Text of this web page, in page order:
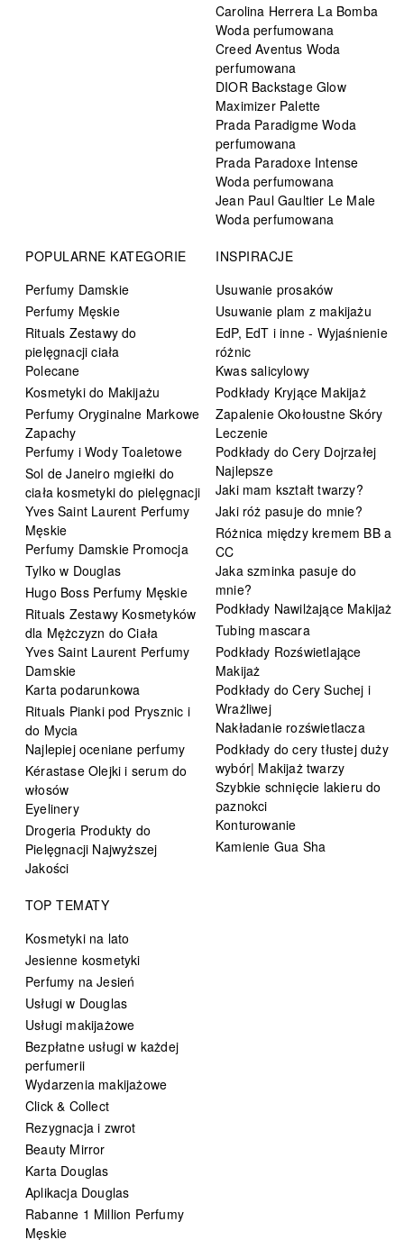
Carolina Herrera La Bomba
Woda perfumowana
Creed Aventus Woda
perfumowana
DIOR Backstage Glow
Maximizer Palette
Prada Paradigme Woda
perfumowana
Prada Paradoxe Intense
Woda perfumowana
Jean Paul Gaultier Le Male
Woda perfumowana
POPULARNE KATEGORIE
Perfumy Damskie
Perfumy Męskie
Rituals Zestawy do
pielęgnacji ciała
Polecane
Kosmetyki do Makijażu
Perfumy Oryginalne Markowe
Zapachy
Perfumy i Wody Toaletowe
Sol de Janeiro mgiełki do
ciała kosmetyki do pielęgnacji
Yves Saint Laurent Perfumy
Męskie
Perfumy Damskie Promocja
Tylko w Douglas
Hugo Boss Perfumy Męskie
Rituals Zestawy Kosmetyków
dla Mężczyzn do Ciała
Yves Saint Laurent Perfumy
Damskie
Karta podarunkowa
Rituals Pianki pod Prysznic i
do Mycia
Najlepiej oceniane perfumy
Kérastase Olejki i serum do
włosów
Eyelinery
Drogeria Produkty do
Pielęgnacji Najwyższej
Jakości
INSPIRACJE
Usuwanie prosaków
Usuwanie plam z makijażu
EdP, EdT i inne - Wyjaśnienie
różnic
Kwas salicylowy
Podkłady Kryjące Makijaż
Zapalenie Okołoustne Skóry
Leczenie
Podkłady do Cery Dojrzałej
Najlepsze
Jaki mam kształt twarzy?
Jaki róż pasuje do mnie?
Różnica między kremem BB a
CC
Jaka szminka pasuje do
mnie?
Podkłady Nawilżające Makijaż
Tubing mascara
Podkłady Rozświetlające
Makijaż
Podkłady do Cery Suchej i
Wrażliwej
Nakładanie rozświetlacza
Podkłady do cery tłustej duży
wybór| Makijaż twarzy
Szybkie schnięcie lakieru do
paznokci
Konturowanie
Kamienie Gua Sha
TOP TEMATY
Kosmetyki na lato
Jesienne kosmetyki
Perfumy na Jesień
Usługi w Douglas
Usługi makijażowe
Bezpłatne usługi w każdej
perfumerii
Wydarzenia makijażowe
Click & Collect
Rezygnacja i zwrot
Beauty Mirror
Karta Douglas
Aplikacja Douglas
Rabanne 1 Million Perfumy
Męskie